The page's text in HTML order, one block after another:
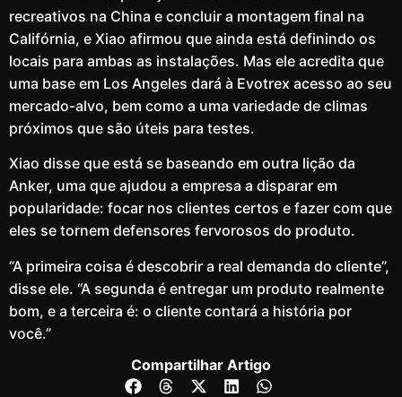
recreativos na China e concluir a montagem final na
Califórnia, e Xiao afirmou que ainda está definindo os
locais para ambas as instalações. Mas ele acredita que
uma base em Los Angeles dará à Evotrex acesso ao seu
mercado-alvo, bem como a uma variedade de climas
próximos que são úteis para testes.
Xiao disse que está se baseando em outra lição da
Anker, uma que ajudou a empresa a disparar em
popularidade: focar nos clientes certos e fazer com que
eles se tornem defensores fervorosos do produto.
“A primeira coisa é descobrir a real demanda do cliente”,
disse ele. “A segunda é entregar um produto realmente
bom, e a terceira é: o cliente contará a história por
você.”
Compartilhar Artigo